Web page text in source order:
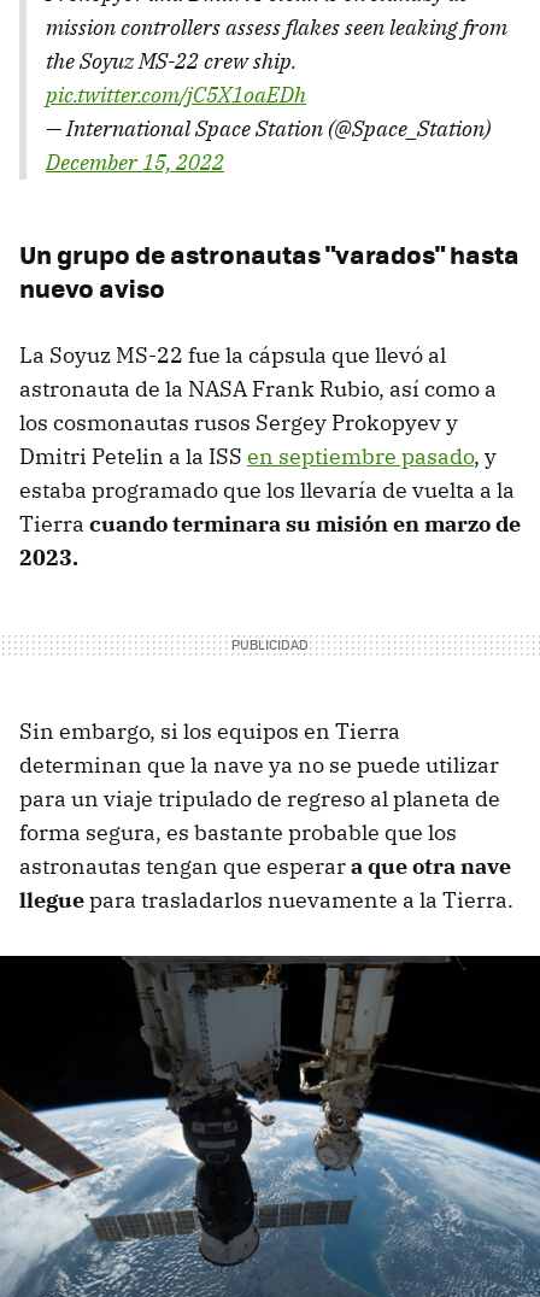
mission controllers assess flakes seen leaking from
the Soyuz MS-22 crew ship.
pic.twitter.com/jC5X1oaEDh
— International Space Station (@Space_Station)
December 15, 2022
Un grupo de astronautas "varados" hasta
nuevo aviso
La Soyuz MS-22 fue la cápsula que llevó al
astronauta de la NASA Frank Rubio, así como a
los cosmonautas rusos Sergey Prokopyev y
Dmitri Petelin a la ISS en septiembre pasado, y
estaba programado que los llevaría de vuelta a la
Tierra cuando terminara su misión en marzo de
2023.
Sin embargo, si los equipos en Tierra
determinan que la nave ya no se puede utilizar
para un viaje tripulado de regreso al planeta de
forma segura, es bastante probable que los
astronautas tengan que esperara que otra nave
lleguepara trasladarlos nuevamente a la Tierra.